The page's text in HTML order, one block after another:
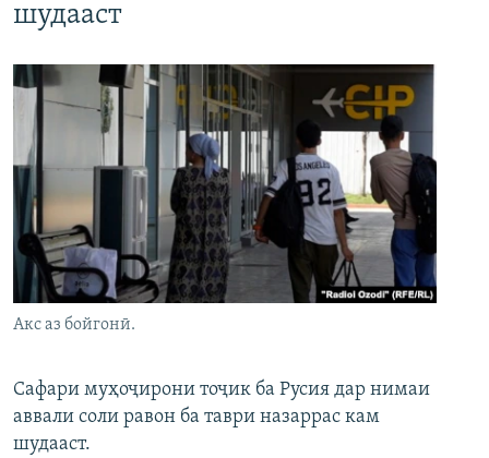
шудааст
Акс аз бойгонӣ.
Сафари муҳоҷирони тоҷик ба Русия дар нимаи
аввали соли равон ба таври назаррас кам
шудааст.